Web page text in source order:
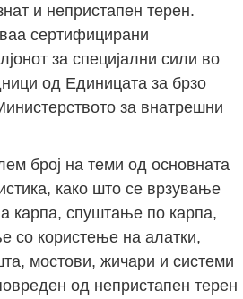
и непристапен терен.
сертифицирани
за специјални сили во
од Единицата за брзо
за внатрешни
број на теми од основната
како што се врзување
карпа, спуштање по карпа,
со користење на алатки,
мостови, жичари и системи
од непристапен терен